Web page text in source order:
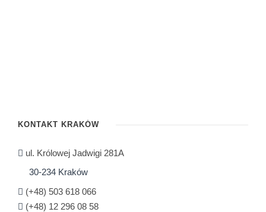
KONTAKT KRAKÓW
ul. Królowej Jadwigi 281A
30-234 Kraków
(+48) 503 618 066
(+48) 12 296 08 58